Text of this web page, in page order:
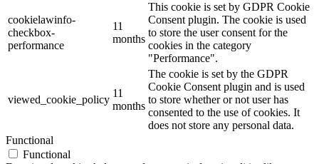
cookielawinfo-
checkbox-
performance
11
months
This cookie is set by GDPR Cookie
Consent plugin. The cookie is used
to store the user consent for the
cookies in the category
"Performance".
viewed_cookie_policy
11
months
The cookie is set by the GDPR
Cookie Consent plugin and is used
to store whether or not user has
consented to the use of cookies. It
does not store any personal data.
Functional
Functional